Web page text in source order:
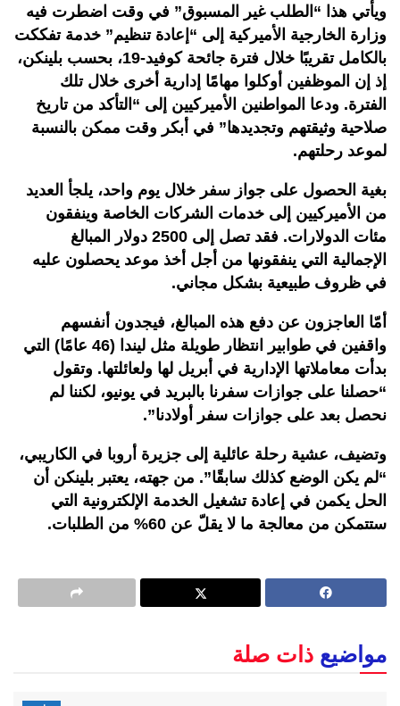
ويأتي هذا “الطلب غير المسبوق” في وقت اضطرت فيه
وزارة الخارجية الأميركية إلى “إعادة تنظيم” خدمة تفككت
بالكامل تقريبًا خلال فترة جائحة كوفيد-19، بحسب بلينكن،
إذ إن الموظفين أوكلوا مهامًا إدارية أخرى خلال تلك
الفترة. ودعا المواطنين الأميركيين إلى “التأكد من تاريخ
صلاحية وثيقتهم وتجديدها” في أبكر وقت ممكن بالنسبة
لموعد رحلتهم.
بغية الحصول على جواز سفر خلال يوم واحد، يلجأ العديد
من الأميركيين إلى خدمات الشركات الخاصة وينفقون
مئات الدولارات. فقد تصل إلى 2500 دولار المبالغ
الإجمالية التي ينفقونها من أجل أخذ موعد يحصلون عليه
في ظروف طبيعية بشكل مجاني.
أمّا العاجزون عن دفع هذه المبالغ، فيجدون أنفسهم
واقفين في طوابير انتظار طويلة مثل ليندا (46 عامًا) التي
بدأت معاملاتها الإدارية في أبريل لها ولعائلتها. وتقول
“حصلنا على جوازات سفرنا بالبريد في يونيو، لكننا لم
نحصل بعد على جوازات سفر أولادنا”.
وتضيف، عشية رحلة عائلية إلى جزيرة أروبا في الكاريبي،
“لم يكن الوضع كذلك سابقًا”. من جهته، يعتبر بلينكن أن
الحل يكمن في إعادة تشغيل الخدمة الإلكترونية التي
ستتمكن من معالجة ما لا يقلّ عن 60% من الطلبات.
مواضيع ذات صلة